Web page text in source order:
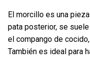
Quesos
El morcillo es una
pata posterior, se
el compango de
También es ideal para